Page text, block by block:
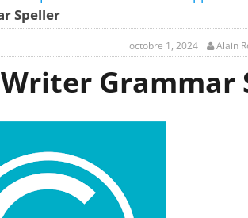
Speller
octobre 1, 2024 Alain
Grammar